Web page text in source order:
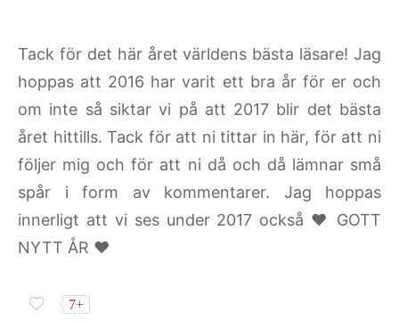
Tack för det här året världens bästa läsare! Jag
hoppas att 2016 har varit ett bra år för er och
om inte så siktar vi på att 2017 blir det bästa
året hittills. Tack för att ni tittar in här, för att ni
följer mig och för att ni då och då lämnar små
spår i form av kommentarer. Jag hoppas
innerligt att vi ses under 2017 också ♥ GOTT
NYTT ÅR ♥
7+